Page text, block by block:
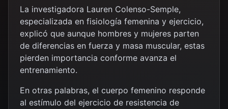
La investigadora Lauren Colenso-Semple,
especializada en fisiología femenina y ejercicio,
explicó que aunque hombres y mujeres parten
de diferencias en fuerza y masa muscular, estas
pierden importancia conforme avanza el
entrenamiento.
En otras palabras, el cuerpo femenino responde
al estímulo del ejercicio de resistencia de